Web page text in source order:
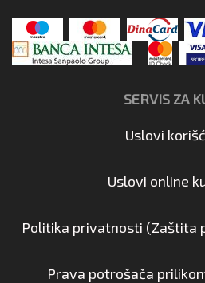
SERVIS ZA
Uslovi
Uslovi online
Politika privatnosti (Zaštita
Prava potrošača